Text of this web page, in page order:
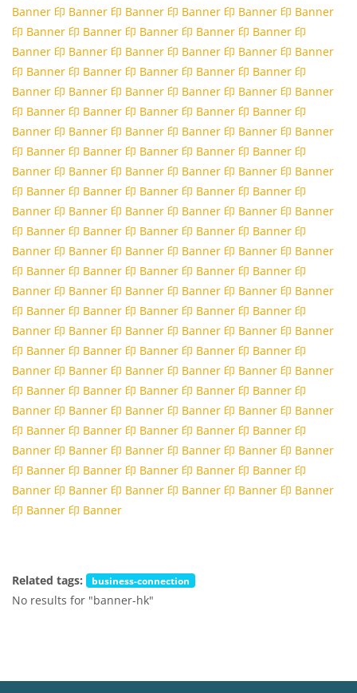
Banner 印 Banner 印 Banner 印 Banner 印 Banner 印 Banner
印 Banner 印 Banner 印 Banner 印 Banner 印 Banner 印
Banner 印 Banner 印 Banner 印 Banner 印 Banner 印 Banner
印 Banner 印 Banner 印 Banner 印 Banner 印 Banner 印
Banner 印 Banner 印 Banner 印 Banner 印 Banner 印 Banner
印 Banner 印 Banner 印 Banner 印 Banner 印 Banner 印
Banner 印 Banner 印 Banner 印 Banner 印 Banner 印 Banner
印 Banner 印 Banner 印 Banner 印 Banner 印 Banner 印
Banner 印 Banner 印 Banner 印 Banner 印 Banner 印 Banner
印 Banner 印 Banner 印 Banner 印 Banner 印 Banner 印
Banner 印 Banner 印 Banner 印 Banner 印 Banner 印 Banner
印 Banner 印 Banner 印 Banner 印 Banner 印 Banner 印
Banner 印 Banner 印 Banner 印 Banner 印 Banner 印 Banner
印 Banner 印 Banner 印 Banner 印 Banner 印 Banner 印
Banner 印 Banner 印 Banner 印 Banner 印 Banner 印 Banner
印 Banner 印 Banner 印 Banner 印 Banner 印 Banner 印
Banner 印 Banner 印 Banner 印 Banner 印 Banner 印 Banner
印 Banner 印 Banner 印 Banner 印 Banner 印 Banner 印
Banner 印 Banner 印 Banner 印 Banner 印 Banner 印 Banner
印 Banner 印 Banner 印 Banner 印 Banner 印 Banner 印
Banner 印 Banner 印 Banner 印 Banner 印 Banner 印 Banner
印 Banner 印 Banner 印 Banner 印 Banner 印 Banner 印
Banner 印 Banner 印 Banner 印 Banner 印 Banner 印 Banner
印 Banner 印 Banner 印 Banner 印 Banner 印 Banner 印
Banner 印 Banner 印 Banner 印 Banner 印 Banner 印 Banner
印 Banner 印 Banner
Related tags: business-connection
No results for "banner-hk"